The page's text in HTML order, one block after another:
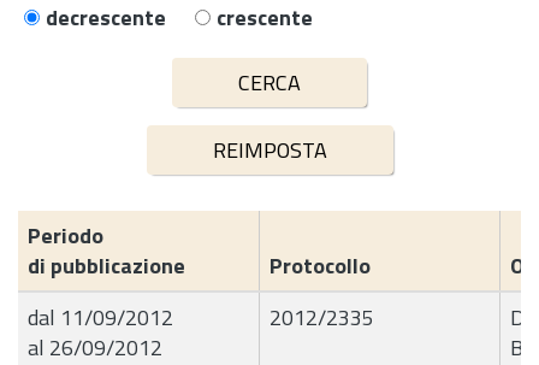
decrescente
crescente
Periodo
di pubblicazione
Protocollo
dal 11/09/2012
al 26/09/2012
2012/2335